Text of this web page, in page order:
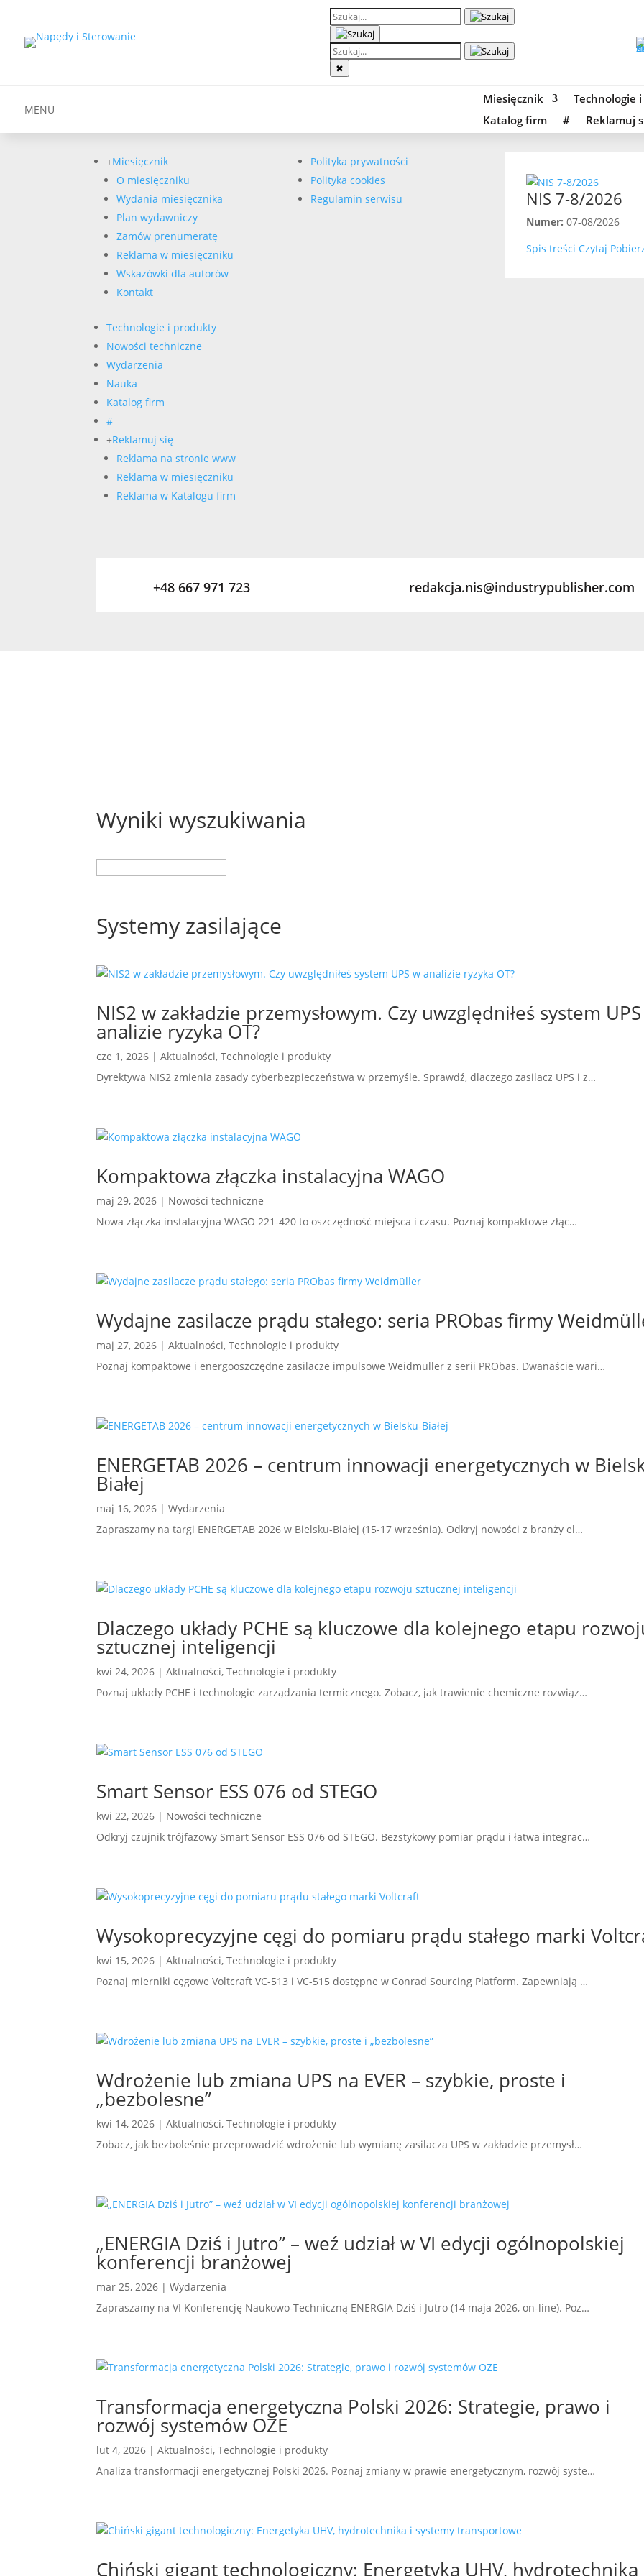
✖
MENU
Miesięcznik
Technologie
Katalog firm
# Reklamuj
+Miesięcznik
O miesięczniku
Wydania miesięcznika
Plan wydawniczy
Zamów prenumeratę
Reklama w miesięczniku
Wskazówki dla autorów
Kontakt
Technologie i produkty
Nowości techniczne
Wydarzenia
Nauka
Katalog firm
#
+Reklamuj się
Reklama na stronie www
Reklama w miesięczniku
Reklama w Katalogu firm
Polityka prywatności
Polityka cookies
Regulamin serwisu
NIS 7-8/2026
Numer: 07-08/2026
Spis treści Czytaj
+48 667 971 723 redakcja.nis@industrypublisher.com
Wyniki wyszukiwania
Systemy zasilające
NIS2 w zakładzie przemysłowym. Czy uwzględniłeś system
analizie ryzyka OT?
cze 1, 2026 |Aktualności,Technologie i produkty
Dyrektywa NIS2 zmienia zasady cyberbezpieczeństwa w przemyśle. Sprawdź, dlaczego zasilacz UPS i z…
Kompaktowa złączka instalacyjna WAGO
maj 29, 2026 | Nowości techniczne
Nowa złączka instalacyjna WAGO 221-420 to oszczędność miejsca i czasu. Poznaj kompaktowe złąc…
Wydajne zasilacze prądu stałego: seria PRObas firmy
maj 27, 2026 |Aktualności,Technologie i produkty
Poznaj kompaktowe i energooszczędne zasilacze impulsowe Weidmüller z serii PRObas. Dwanaście wari…
ENERGETAB 2026 – centrum innowacji energetycznych w
Białej
maj 16, 2026 |Wydarzenia
Zapraszamy na targi ENERGETAB 2026 w Bielsku-Białej (15-17 września). Odkryj nowości z branży el…
Dlaczego układy PCHE są kluczowe dla kolejnego etapu
sztucznej inteligencji
kwi 24, 2026 |Aktualności,Technologie i produkty
Poznaj układy PCHE i technologie zarządzania termicznego. Zobacz, jak trawienie chemiczne rozwiąz…
Smart Sensor ESS 076 od STEGO
kwi 22, 2026 | Nowości techniczne
Odkryj czujnik trójfazowy Smart Sensor ESS 076 od STEGO. Bezstykowy pomiar prądu i łatwa integrac…
Wysokoprecyzyjne cęgi do pomiaru prądu stałego marki
kwi 15, 2026 |Aktualności,Technologie i produkty
Poznaj mierniki cęgowe Voltcraft VC-513 i VC-515 dostępne w Conrad Sourcing Platform. Zapewniają …
Wdrożenie lub zmiana UPS na EVER – szybkie, proste i
„bezbolesne”
kwi 14, 2026 |Aktualności,Technologie i produkty
Zobacz, jak bezboleśnie przeprowadzić wdrożenie lub wymianę zasilacza UPS w zakładzie przemysł…
„ENERGIA Dziś i Jutro” – weź udział w VI edycji ogólnopolskiej
konferencji branżowej
mar 25, 2026 |Wydarzenia
Zapraszamy na VI Konferencję Naukowo-Techniczną ENERGIA Dziś i Jutro (14 maja 2026, on-line). Poz…
Transformacja energetyczna Polski 2026: Strategie, prawo i
rozwój systemów OZE
lut 4, 2026 |Aktualności,Technologie i produkty
Analiza transformacji energetycznej Polski 2026. Poznaj zmiany w prawie energetycznym, rozwój syste…
Chiński gigant technologiczny: Energetyka UHV, hydrotechnika